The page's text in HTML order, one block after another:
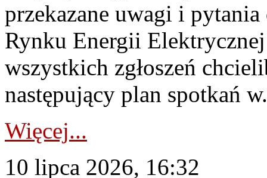
przekazane uwagi i
Rynku Energii
wszystkich zgłoszeń
następujący plan spotkań
Więcej...
10 lipca 2026, 16:32